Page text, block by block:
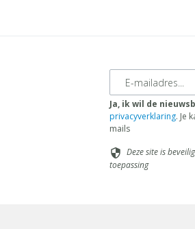
E-mailadres
Ja, ik wil de
privacyverklaring. Je
mails
security Deze site is
toepassing